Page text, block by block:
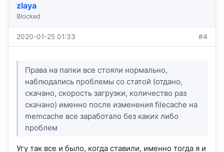
zlaya
Blocked
2020-01-25 01:33 #4
Права на папки все стояли нормально,
наблюдались проблемы со статой (отдано,
скачано, скорость загрузки, количество раз
скачано) именно после изменения filecache на
memcache все заработало без каких либо
проблем
Угу так все и было, когда ставили, именно тогда я и